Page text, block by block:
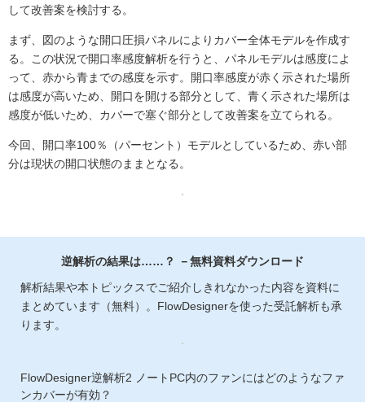
して改善案を検討する。
まず、図のような開口圧損パネルによりカバー全体モデルを作成す
る。この状況で開口率感度解析を行うと、パネルモデルは感度によ
って、赤から青までの感度を示す。開口率感度が赤く示された場所
は感度が高いため、開口を開ける部分として、青く示された場所は
感度が低いため、カバーで塞ぐ部分として改善案を立てられる。
今回、開口率100％（パーセント）モデルとしているため、赤い部
分は現状の開口状態のままとなる。
逆解析の結果は……？ －無料資料ダウンロード
解析結果や本トピックスでご紹介しきれなかった内容を資料に
まとめています（無料）。FlowDesignerを使った受託解析も承
ります。
FlowDesigner逆解析2 ノートPC内のファンにはどのようなファ
ンカバーが有効？